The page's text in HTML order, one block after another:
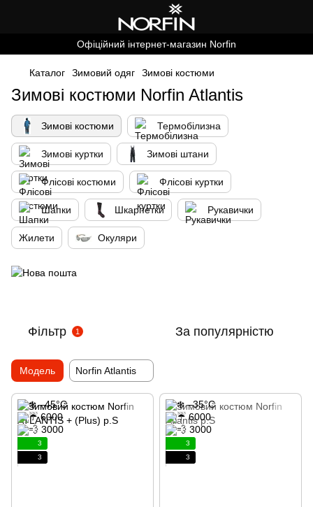
Офіційний інтернет-магазин Norfin
Каталог Зимовий одяг Зимові костюми
Зимові костюми Norfin Atlantis
Зимові костюми Термобілизна
Зимові куртки Зимові штани
Флісові костюми Флісові куртки
Шапки Шкарпетки Рукавички
Жилети Окуляри
Фільтр 1 За популярністю
Модель Norfin Atlantis
3
3
3
3